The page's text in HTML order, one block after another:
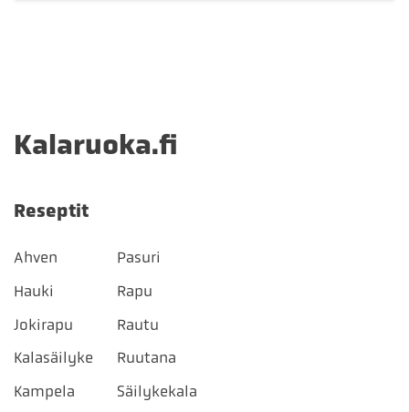
Kalaruoka.fi
Reseptit
Ahven
Hauki
Jokirapu
Kalasäilyke
Kampela
Pasuri
Rapu
Rautu
Ruutana
Säilykekala